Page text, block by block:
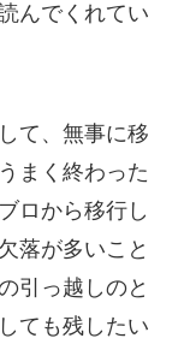
んでくれてい
て、無事に移
まく終わった
ロから移行し
落が多いこと
引っ越しのと
ても残したい